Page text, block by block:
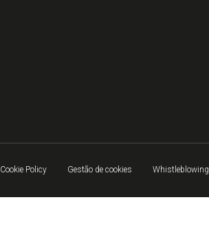
Cookie Policy Gestão de cookies Whistleblowing